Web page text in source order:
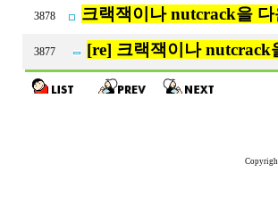
3878 크랙잭이나 nutcrack을
3877 [re] 크랙잭이나 nutcrack